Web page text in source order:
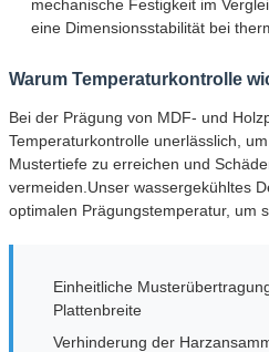
mechanische Festigkeit im
eine Dimensionsstabilität bei
Warum Temperaturkontrolle
Bei der Prägung von MDF- und
Temperaturkontrolle unerlässlich,
Mustertiefe zu erreichen und
vermeiden.Unser wassergekühltes
optimalen Prägungstemperatur, um
Einheitliche
Plattenbreite
Verhinderung der